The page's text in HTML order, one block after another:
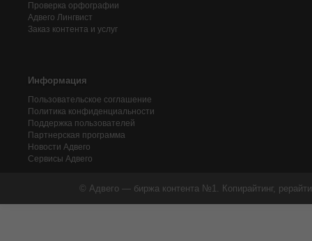
Проверка орфографии
Адвего Лингвист
Заказ контента и услуг
Информация
Пользовательское соглашение
Политика конфиденциальности
Поддержка пользователей
Партнерская программа
Новости Адвего
Сервисы Адвего
© Адвего — биржа контента №1. Копирайтинг,